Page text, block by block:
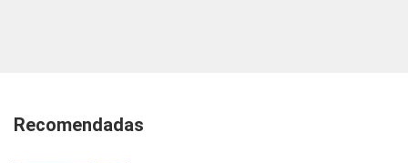
Recomendadas